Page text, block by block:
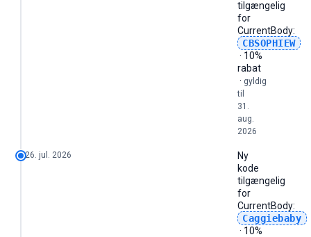
tilgængelig
for
CurrentBody:
CBSOPHIEW
· 10%
rabat
· gyldig
til
31.
aug.
2026
26. jul. 2026
Ny
kode
tilgængelig
for
CurrentBody:
Caggiebaby
· 10%